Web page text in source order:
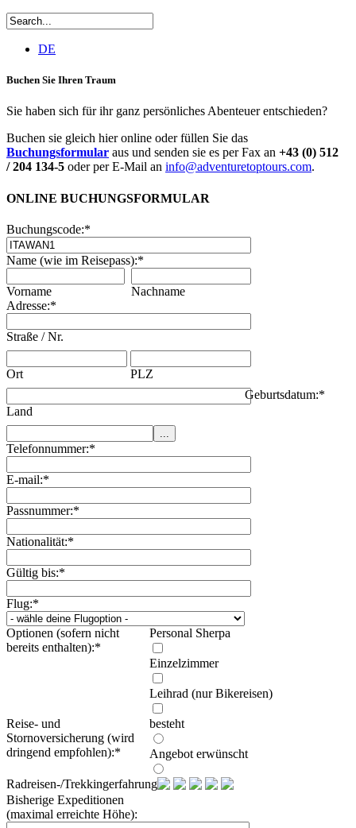
DE
Buchen Sie Ihren Traum
Sie haben sich für ihr ganz persönliches Abenteuer entschieden?
Buchen sie gleich hier online oder füllen Sie das
Buchungsformular aus und senden sie es per Fax an +43 (0) 512
/ 204 134-5 oder per E-Mail an info@adventuretoptours.com.
ONLINE BUCHUNGSFORMULAR
Buchungscode:*
Name (wie im Reisepass):*
Vorname
Nachname
Adresse:*
Straße / Nr.
Ort PLZ
Land
Geburtsdatum:*
Telefonnummer:*
E-mail:*
Passnummer:*
Nationalität:*
Gültig bis:*
Flug:*
Optionen (sofern nicht
bereits enthalten):*
Personal Sherpa
Einzelzimmer
Leihrad (nur Bikereisen)
Reise- und
Stornoversicherung (wird
dringend empfohlen):*
besteht
Angebot erwünscht
Radreisen-/Trekkingerfahrung:
Bisherige Expeditionen
(maximal erreichte Höhe):